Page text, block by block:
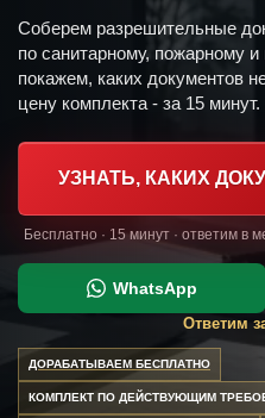
Соберем разрешительные
по санитарному, пожарному
покажем, каких документов
цену комплекта - за 15 минут.
УЗНАТЬ, КАКИХ
Бесплатно · 15 минут · ответим в
WhatsApp
Ответим
ДОРАБАТЫВАЕМ БЕСПЛАТНО
КОМПЛЕКТ ПО ДЕЙСТВУЮЩИМ